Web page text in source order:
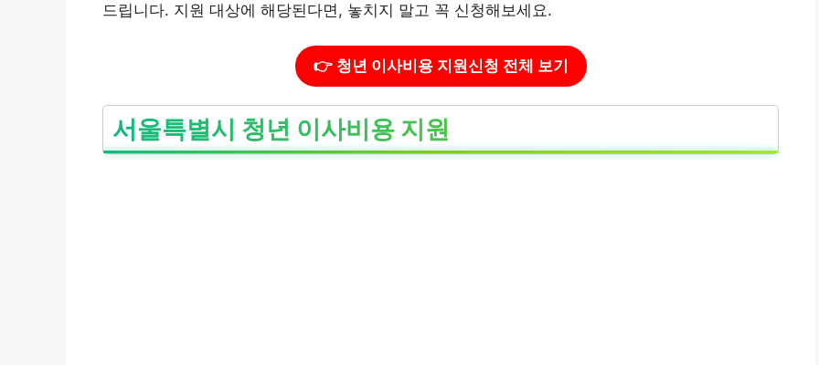
드립니다. 지원 대상에 해당된다면, 놓치지 말고 꼭 신청해보세요.
👉 청년 이사비용 지원신청 전체 보기
서울특별시 청년 이사비용 지원